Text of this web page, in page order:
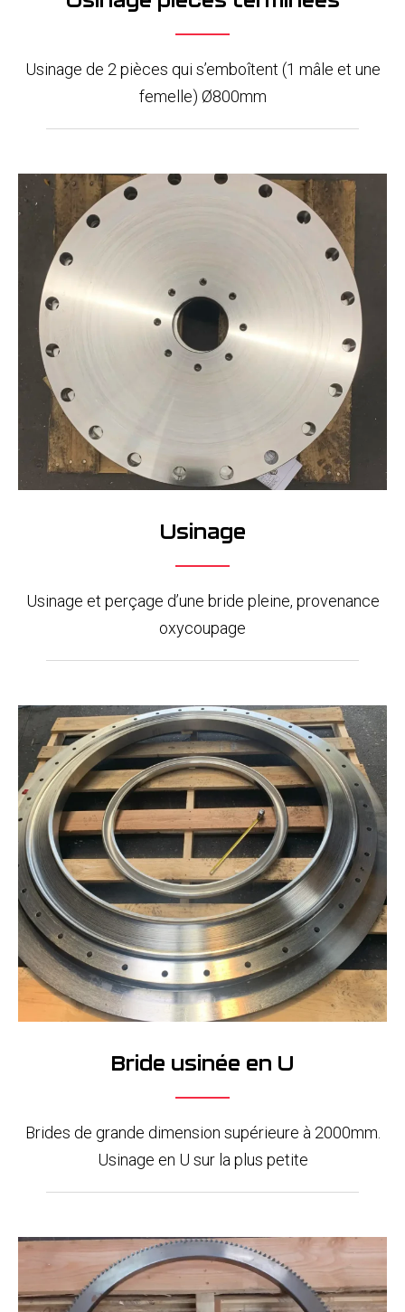
Usinage de 2 pièces qui s’emboîtent (1 mâle et une
femelle) Ø800mm
Usinage
Usinage et perçage d’une bride pleine, provenance
oxycoupage
Bride usinée en U
Brides de grande dimension supérieure à 2000mm.
Usinage en U sur la plus petite